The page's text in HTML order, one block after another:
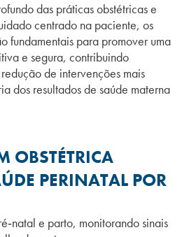
das práticas obstétricas e
centrado na paciente, os
fundamentais para promover uma
e segura, contribuindo
de intervenções mais
dos resultados de saúde materna
OBSTÉTRICA
PERINATAL POR
e parto, monitorando sinais